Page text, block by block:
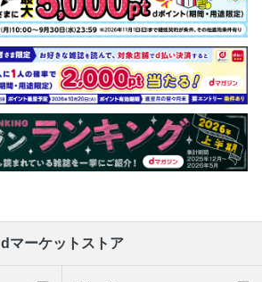
dマーケットストア